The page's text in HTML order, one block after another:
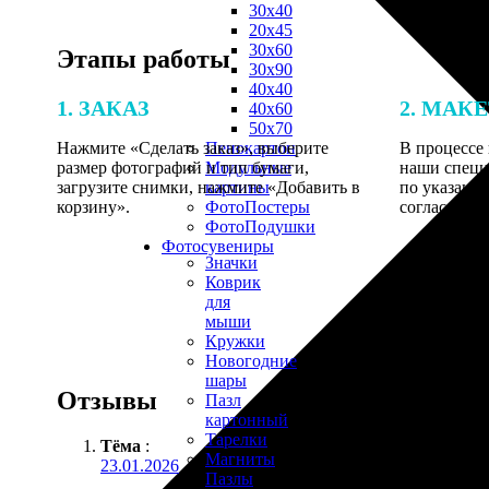
30х40
20х45
30х60
30х90
40х40
40х60
50х70
Пенокартон
Модульные
картины
ФотоПостеры
ФотоПодушки
Фотоcувениры
Значки
Коврик
для
мыши
Кружки
Новогодние
шары
Пазл
картонный
Тарелки
Магниты
Пазлы
Этапы работы
1. ЗАКАЗ
Нажмите «Сделать заказ», выберите
размер фотографий и тип бумаги,
загрузите снимки, нажмите «Добавить в
корзину».
2.
В процессе
наши
по
Отзывы
Тёма :
23.01.2026